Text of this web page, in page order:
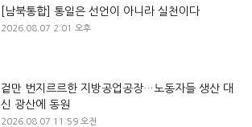
[남북통합] 통일은 선언이 아니라 실천이다
2026.08.07 2:01 오후
겉만 번지르르한 지방공업공장…노동자들 생산 대
신 광산에 동원
2026.08.07 11:59 오전